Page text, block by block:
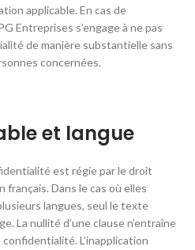
applicable. En cas de
Entreprises s’engage à ne pas
de manière substantielle sans
concernées.
et langue
est régie par le droit
français. Dans le cas où elles
langues, seul le texte
La nullité d’une clause n’entraîne
L’inapplication